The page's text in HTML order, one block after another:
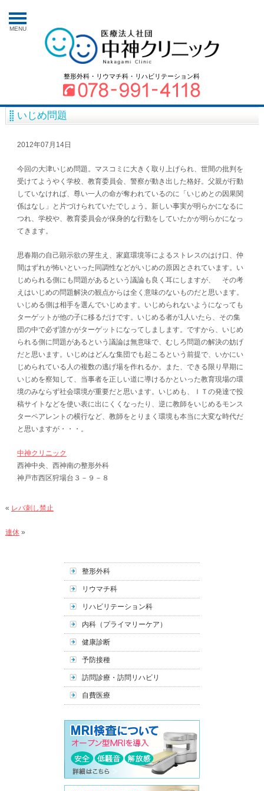
MENU
整形外科・リウマチ科・リハビリテーション科
いじめ問題
2012年07月14日
今回の大津いじめ問題。マスコミに大きく取り上げられ、世間の批判を
受けてようやく学校、教育委員会、警察が動き出した格好。父親が行動
していなければ、尊い一人の命が奪われているのに「いじめとの因果関
係はなし」と片づけられていたでしょう。新しい事実が明らかになるに
つれ、学校や、教育委員会が保身的な行動をしていたかが明らかになっ
てきます。
思春期の自己顕示欲の芽生え、家庭環境等によるストレスのはけ口、仲
間はずれが怖いといった同調性などがいじめの原因とされています。い
じめられる側にも問題があるという議論も良く耳にしますが、 その考
えはいじめの問題解決の観点からは全く意味のないものだと思います。
いじめる側は相手を選んでいじめます。いじめられないようになっても
ターゲットが他の子に移るだけです。いじめる者が1人いたら、その集
団の中で必ず誰かがターゲットになってしまします。ですから、いじめ
られる側に問題があるという議論は無意味で、むしろ問題の解決の妨げ
だと思います。いじめはどんな集団でも起こるという前提で、いかにい
じめられている人の複数の逃げ場を作れるか。また、できる限り早期に
いじめを察知して、当事者を正しい道に導けるかといった教育現場の環
境のみならず社会環境が重要だと思います。いじめも、ＩＴの発達で投
稿サイトなどを使い表に出にくくなったり、逆に教師をいじめるモンス
ターペアレントの横行など、教師をとりまく環境も本当に大変な時代だ
と思いますが・・・。
中神クリニック
西神中央、西神南の整形外科
神戸市西区狩場台３－９－８
« レバ刺し禁止
連休»
整形外科
リウマチ科
リハビリテーション科
内科（プライマリーケア）
健康診断
予防接種
訪問診療・訪問リハビリ
自費医療